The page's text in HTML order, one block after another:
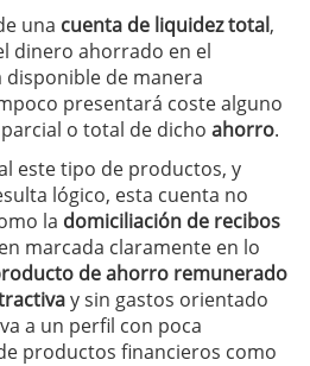
una cuenta de liquidez total,
dinero ahorrado en el
de manera
presentará coste alguno
o total de dicho ahorro.
este tipo de productos, y
lógico, esta cuenta no
la domiciliación de recibos
marcada claramente en lo
de ahorro remunerado
y sin gastos orientado
a un perfil con poca
productos financieros como